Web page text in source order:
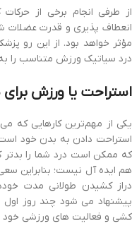
از طرفی انجام برخی از
انعطاف پذیری و قدرت عضلات
مؤثر خواهد بود. از این رو
درد سیاتیک ورزش متناسب را
استراحت یا ورزش
یکی از مهم‌ترین کارهایی که
استراحت دادن به بدن خود است.
که ممکن است درد شما را بدتر
هم ایده آل نیست؛ بنابراین
دراز کشیدن طولانی مدت
پیشنهاد می شود چند روز اول
کشی و فعالیت های ورزشی خود